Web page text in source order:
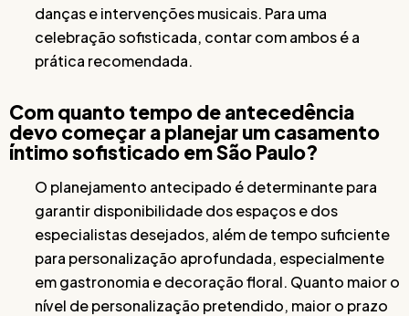
danças e intervenções musicais. Para uma
celebração sofisticada, contar com ambos é a
prática recomendada.
Com quanto tempo de antecedência
devo começar a planejar um casamento
íntimo sofisticado em São Paulo?
O planejamento antecipado é determinante para
garantir disponibilidade dos espaços e dos
especialistas desejados, além de tempo suficiente
para personalização aprofundada, especialmente
em gastronomia e decoração floral. Quanto maior o
nível de personalização pretendido, maior o prazo